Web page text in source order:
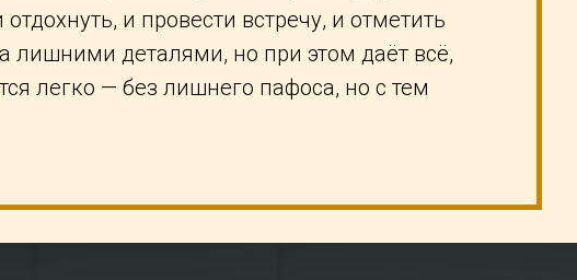
и провести встречу, и отметить
лишними деталями, но при этом даёт всё,
легко — без лишнего пафоса, но с тем